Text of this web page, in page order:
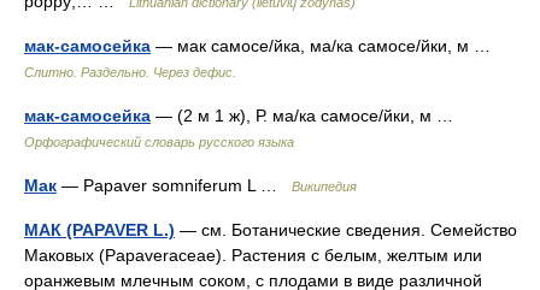
мак-самосейка — мак самосе/йка, ма/ка самосе/йки, м …
Слитно. Раздельно. Через дефис.
мак-самосейка — (2 м 1 ж), Р. ма/ка самосе/йки, м …
Орфографический словарь русского языка
Мак — Papaver somniferum L … Википедия
МАК (PAPAVER L.) — см. Ботанические сведения. Семейство
Маковых (Papaveraceae). Растения с белым, желтым или
оранжевым млечным соком, с плодами в виде различной